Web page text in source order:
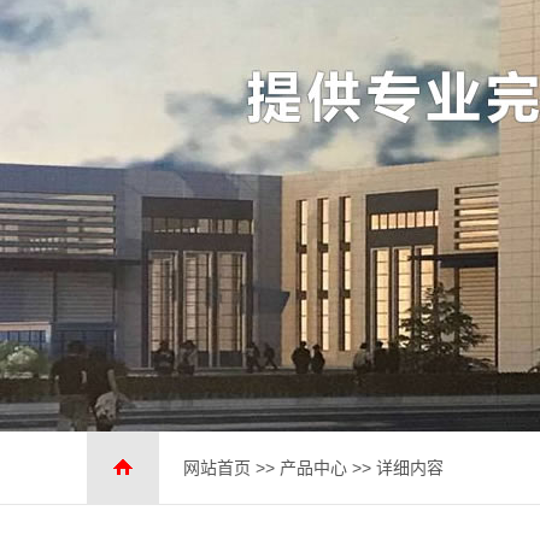
网站首页 >> 产品中心 >> 详细内容